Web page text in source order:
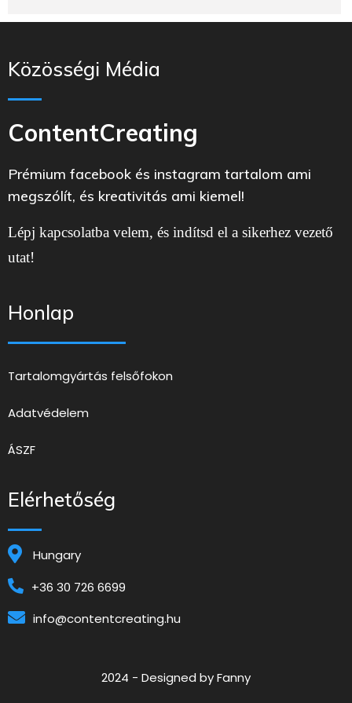
Közösségi Média
ContentCreating
Prémium facebook és instagram tartalom ami
megszólít, és kreativitás ami kiemel!
Lépj kapcsolatba velem, és indítsd el a sikerhez vezető
utat!
Honlap
Tartalomgyártás felsőfokon
Adatvédelem
ÁSZF
Elérhetőség
Hungary
+36 30 726 6699
info@contentcreating.hu
2024 - Designed by Fanny